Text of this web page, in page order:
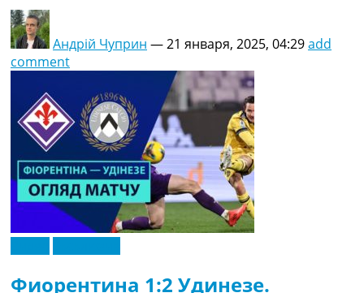
Андрій Чуприн —21 января, 2025, 04:29add
comment
Фиорентина 1:2 Удинезе.